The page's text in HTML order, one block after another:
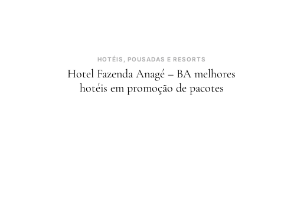
HOTÉIS, POUSADAS E RESORTS
Hotel Fazenda Anagé – BA melhores
hotéis em promoção de pacotes